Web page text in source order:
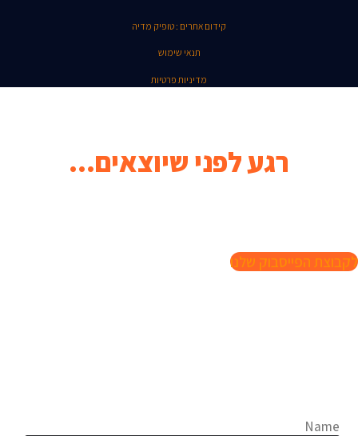
קידום אתרים : טופיק מדיה
תנאי שימוש
מדיניות פרטיות
רגע לפני שיוצאים...
לקבוצת הפייסבוק שלנו
Name